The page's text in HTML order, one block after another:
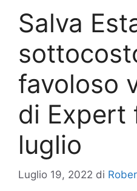
Salva
favoloso
di Expert
luglio
Luglio 19, 2022 di